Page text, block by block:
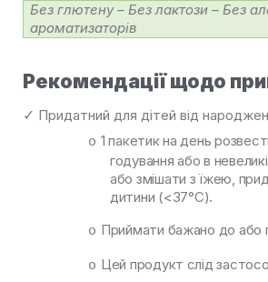
Без глютену – Без лактози – Без
ароматизаторів
Рекомендації щодо
✓ Придатний для дітей від
o 1 пакетик на день
годування або в
або змішати з їжею,
дитини (<37°C).
o Приймати бажано до або
o Цей продукт слід